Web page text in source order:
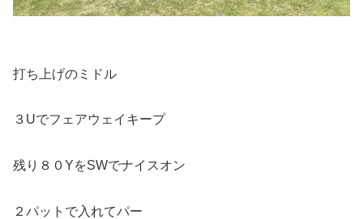
打ち上げのミドル
３Uでフェアウェイキープ
残り８０YをSWでナイスオン
２パットで入れてパー